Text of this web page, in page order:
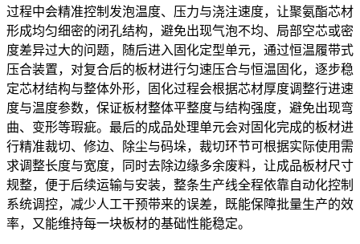
过程中会精准控制发泡温度、压力与浇注速度，让聚氨酯芯材
形成均匀细密的闭孔结构，避免出现气泡不均、局部空芯或密
度差异过大的问题，随后进入固化定型单元，通过恒温履带式
压合装置，对复合后的板材进行匀速压合与恒温固化，逐步稳
定芯材结构与整体外形，固化过程会根据芯材厚度调整行进速
度与温度参数，保证板材整体平整度与结构强度，避免出现弯
曲、变形等瑕疵。最后的成品处理单元会对固化完成的板材进
行精准裁切、修边、除尘与码垛，裁切环节可根据实际使用需
求调整长度与宽度，同时去除边缘多余废料，让成品板材尺寸
规整，便于后续运输与安装，整条生产线全程依靠自动化控制
系统调控，减少人工干预带来的误差，既能保障批量生产的效
率，又能维持每一块板材的基础性能稳定。